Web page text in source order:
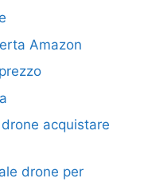
Amazon
acquistare
drone per